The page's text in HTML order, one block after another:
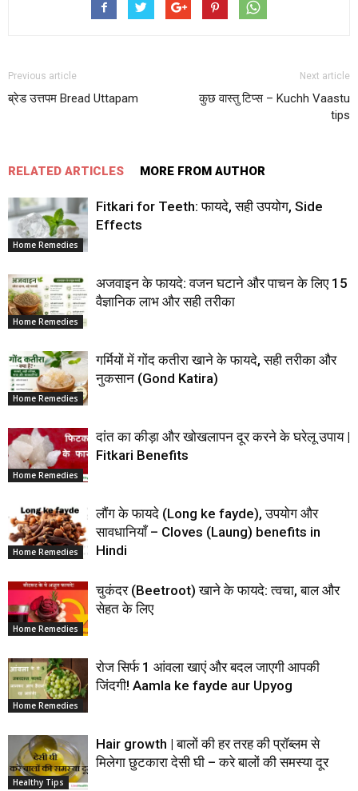
Previous article
ब्रेड उत्तपम Bread Uttapam
Next article
कुछ वास्तु टिप्स – Kuchh Vaastu
tips
RELATED ARTICLES MORE FROM AUTHOR
Home Remedies
Fitkari for Teeth: फायदे, सही उपयोग, Side
Effects
Home Remedies
अजवाइन के फायदे: वजन घटाने और पाचन के लिए 15
वैज्ञानिक लाभ और सही तरीका
Home Remedies
गर्मियों में गोंद कतीरा खाने के फायदे, सही तरीका और
नुकसान (Gond Katira)
Home Remedies
दांत का कीड़ा और खोखलापन दूर करने के घरेलू उपाय |
Fitkari Benefits
Home Remedies
लौंग के फायदे (Long ke fayde), उपयोग और
सावधानियाँ – Cloves (Laung) benefits in
Hindi
Home Remedies
चुकंदर (Beetroot) खाने के फायदे: त्वचा, बाल और
सेहत के लिए
Home Remedies
रोज सिर्फ 1 आंवला खाएं और बदल जाएगी आपकी
जिंदगी! Aamla ke fayde aur Upyog
Healthy Tips
Hair growth | बालों की हर तरह की प्रॉब्लम से
मिलेगा छुटकारा देसी घी – करे बालों की समस्या दूर